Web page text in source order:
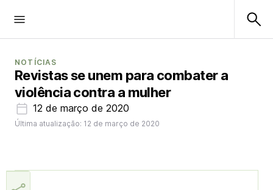
NOTÍCIAS
Revistas se unem para combater a
violência contra a mulher
12 de março de 2020
Última atualização: 12 de março de 2020